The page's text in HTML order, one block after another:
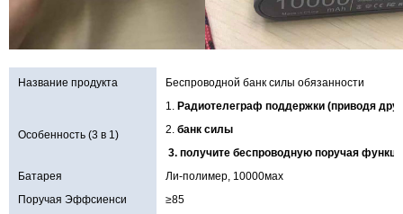
Название продукта Беспроводной банк силы обязанности
Особенность (3 в 1)
1. Радиотелеграф поддержки (приводя
2. банк силы
3. получите беспроводную поручая
Батарея
Ли-полимер, 10000мах
Поручая Эффсиенси
≥85